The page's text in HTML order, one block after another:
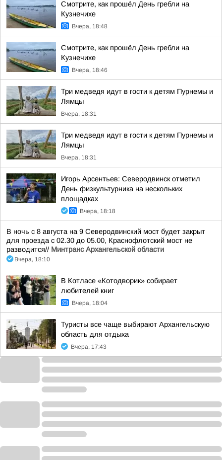
Смотрите, как прошёл День гребли на
Кузнечихе
Вчера, 18:48
Смотрите, как прошёл День гребли на
Кузнечихе
Вчера, 18:46
Три медведя идут в гости к детям Пурнемы и
Лямцы
Вчера, 18:31
Три медведя идут в гости к детям Пурнемы и
Лямцы
Вчера, 18:31
Игорь Арсентьев: Северодвинск отметил
День физкультурника на нескольких
площадках
Вчера, 18:18
В ночь с 8 августа на 9 Северодвинский мост будет закрыт
для проезда с 02.30 до 05.00, Краснофлотский мост не
разводится// Минтранс Архангельской области
Вчера, 18:10
В Котласе «Котодворик» собирает
любителей книг
Вчера, 18:04
Туристы все чаще выбирают Архангельскую
область для отдыха
Вчера, 17:43